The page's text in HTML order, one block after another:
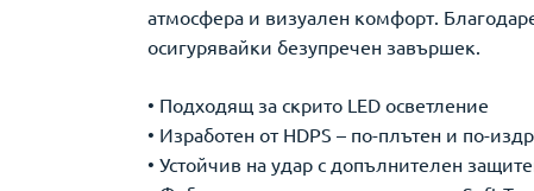
атмосфера и визуален комфорт.
осигурявайки безупречен завършек.
• Подходящ за скрито LED осветление
• Изработен от HDPS – по-плътен и по-
• Устойчив на удар с допълнителен